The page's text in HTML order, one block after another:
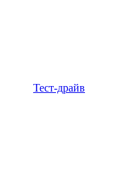
Тест-драйв